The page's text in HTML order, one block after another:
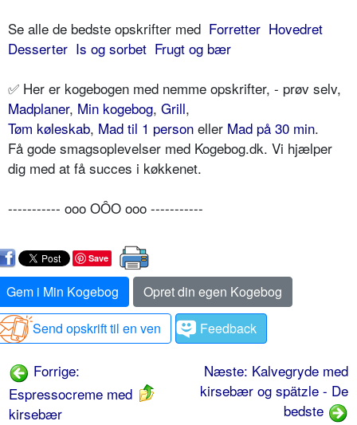
Se alle de bedste opskrifter med Forretter Hovedret
Desserter Is og sorbet Frugt og bær
✅ Her er kogebogen med nemme opskrifter, - prøv selv,
Madplaner, Min kogebog, Grill,
Tøm køleskab, Mad til 1 person eller Mad på 30 min.
Få gode smagsoplevelser med Kogebog.dk. Vi hjælper
dig med at få succes i køkkenet.
----------- ooo OÔO ooo -----------
Save
Gem i Min Kogebog
Opret din egen Kogebog
Send opskrift til en ven
Feedback
Forrige:
Espressocreme med
kirsebær
Næste: Kalvegryde med
kirsebær og spätzle - De
bedste